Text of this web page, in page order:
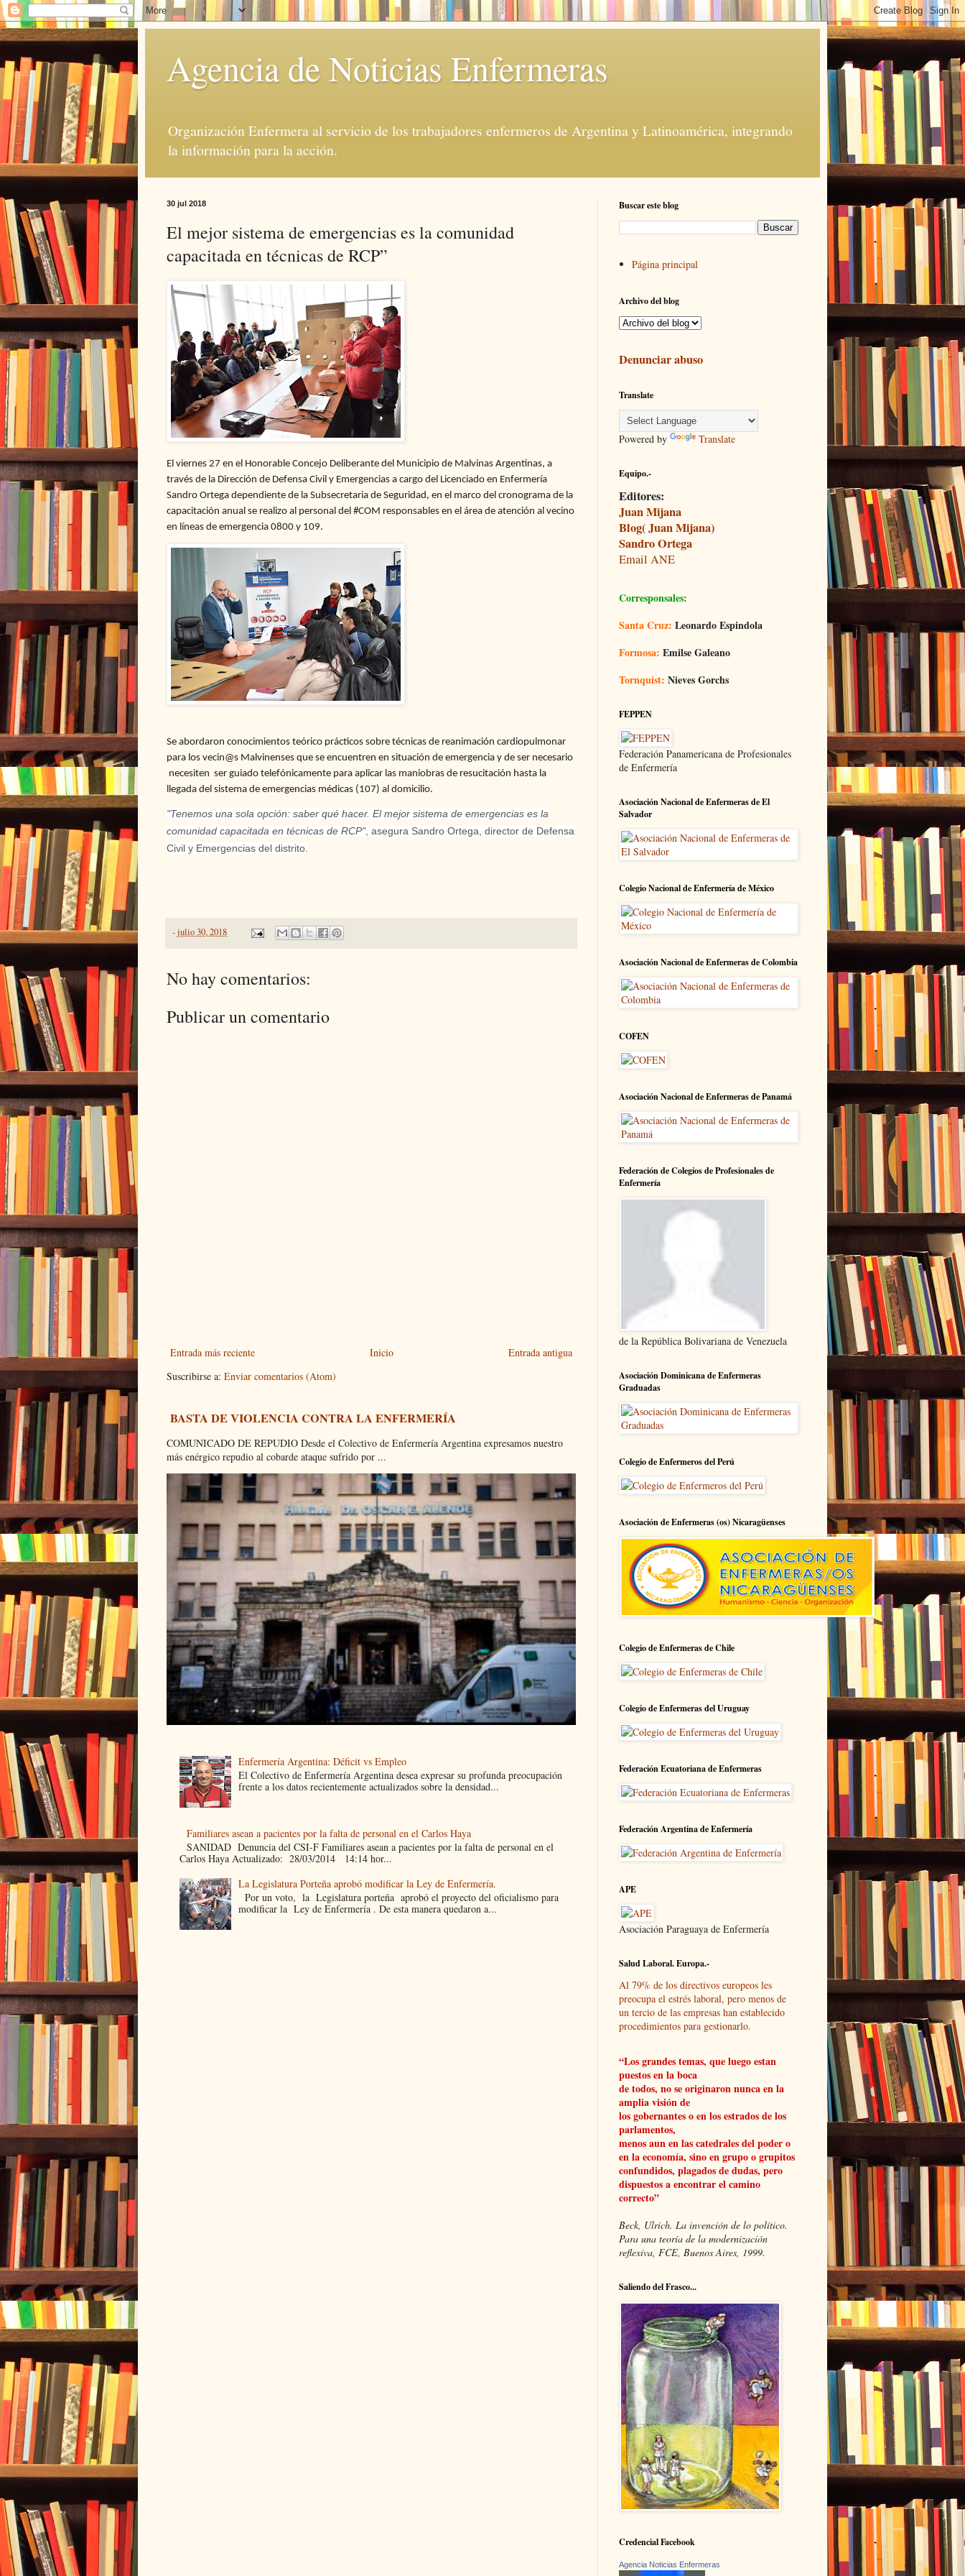
Agencia de Noticias Enfermeras
Organización Enfermera al servicio de los trabajadores enfermeros de Argentina y Latinoamérica, integrando
la información para la acción.
30 jul 2018
El mejor sistema de emergencias es la comunidad
capacitada en técnicas de RCP”
El viernes 27 en el Honorable Concejo Deliberante del Municipio de Malvinas Argentinas, a
través de la Dirección de Defensa Civil y Emergencias a cargo del Licenciado en Enfermería
Sandro Ortega dependiente de la Subsecretaria de Seguridad, en el marco del cronograma de la
capacitación anual se realizo al personal del #COM responsables en el área de atención al vecino
en líneas de emergencia 0800 y 109.
Se abordaron conocimientos teórico prácticos sobre técnicas de reanimación cardiopulmonar
para los vecin@s Malvinenses que se encuentren en situación de emergencia y de ser necesario
necesiten ser guiado telefónicamente para aplicar las maniobras de resucitación hasta la
llegada del sistema de emergencias médicas (107) al domicilio.
"Tenemos una sola opción: saber qué hacer. El mejor sistema de emergencias es la
comunidad capacitada en técnicas de RCP" , asegura Sandro Ortega, director de Defensa
Civil y Emergencias del distrito.
-julio 30, 2018
No hay comentarios:
Publicar un comentario
Entrada más reciente Entrada antigua
Inicio
Suscribirse a: Enviar comentarios (Atom)
BASTA DE VIOLENCIA CONTRA LA ENFERMERÍA
COMUNICADO DE REPUDIO Desde el Colectivo de Enfermería Argentina expresamos nuestro
más enérgico repudio al cobarde ataque sufrido por ...
Enfermería Argentina: Déficit vs Empleo
El Colectivo de Enfermería Argentina desea expresar su profunda preocupación
frente a los datos recientemente actualizados sobre la densidad...
Familiares asean a pacientes por la falta de personal en el Carlos Haya
SANIDAD Denuncia del CSI-F Familiares asean a pacientes por la falta de personal en el
Carlos Haya Actualizado: 28/03/2014 14:14 hor...
La Legislatura Porteña aprobó modificar la Ley de Enfermería.
Por un voto, la Legislatura porteña aprobó el proyecto del oficialismo para
modificar la Ley de Enfermería . De esta manera quedaron a...
Buscar este blog
Página principal
Archivo del blog
Denunciar abuso
Translate
Powered by Translate
Equipo.-
Editores:
Juan Mijana
Blog( Juan Mijana)
Sandro Ortega
Email ANE
Corresponsales:
Santa Cruz: Leonardo Espindola
Formosa: Emilse Galeano
Tornquist: Nieves Gorchs
FEPPEN
Federación Panamericana de Profesionales
de Enfermería
Asociación Nacional de Enfermeras de El
Salvador
Colegio Nacional de Enfermería de México
Asociación Nacional de Enfermeras de Colombia
COFEN
Asociación Nacional de Enfermeras de Panamá
Federación de Colegios de Profesionales de
Enfermería
de la República Bolivariana de Venezuela
Asociación Dominicana de Enfermeras
Graduadas
Colegio de Enfermeros del Perú
Asociación de Enfermeras (os) Nicaragüenses
Colegio de Enfermeras de Chile
Colegio de Enfermeras del Uruguay
Federación Ecuatoriana de Enfermeras
Federación Argentina de Enfermería
APE
Asociación Paraguaya de Enfermería
Salud Laboral. Europa.-
Al 79% de los directivos europeos les
preocupa el estrés laboral, pero menos de
un tercio de las empresas han establecido
procedimientos para gestionarlo.
“Los grandes temas, que luego estan
puestos en la boca
de todos, no se originaron nunca en la
amplia visión de
los gobernantes o en los estrados de los
parlamentos,
menos aun en las catedrales del poder o
en la economía, sino en grupo o grupitos
confundidos, plagados de dudas, pero
dispuestos a encontrar el camino
correcto”
Beck, Ulrich. La invención de lo político.
Para una teoría de la modernización
reflexiva, FCE, Buenos Aires, 1999.
Saliendo del Frasco...
Credencial Facebook
Agencia Noticias Enfermeras